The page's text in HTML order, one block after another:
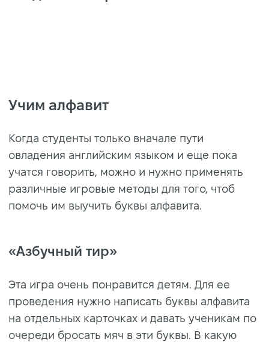
Учим алфавит
Когда студенты только вначале пути
овладения английским языком и еще пока
учатся говорить, можно и нужно применять
различные игровые методы для того, чтоб
помочь им выучить буквы алфавита.
«Азбучный тир»
Эта игра очень понравится детям. Для ее
проведения нужно написать буквы алфавита
на отдельных карточках и давать ученикам по
очереди бросать мяч в эти буквы. В какую